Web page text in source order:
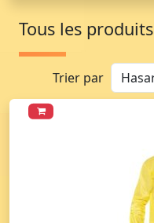
Tous les produits
Trier par